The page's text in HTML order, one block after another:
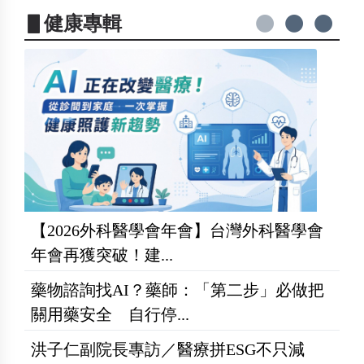
▋健康專輯
【2026外科醫學會年會】台灣外科醫學會
年會再獲突破！建...
藥物諮詢找AI？藥師：「第二步」必做把
關用藥安全 自行停...
洪子仁副院長專訪／醫療拼ESG不只減